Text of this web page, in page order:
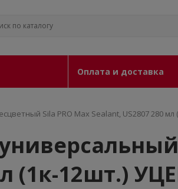
Оплата и доставка
Sila PRO Max Sealant, US2807 280
(1к-12шт.)